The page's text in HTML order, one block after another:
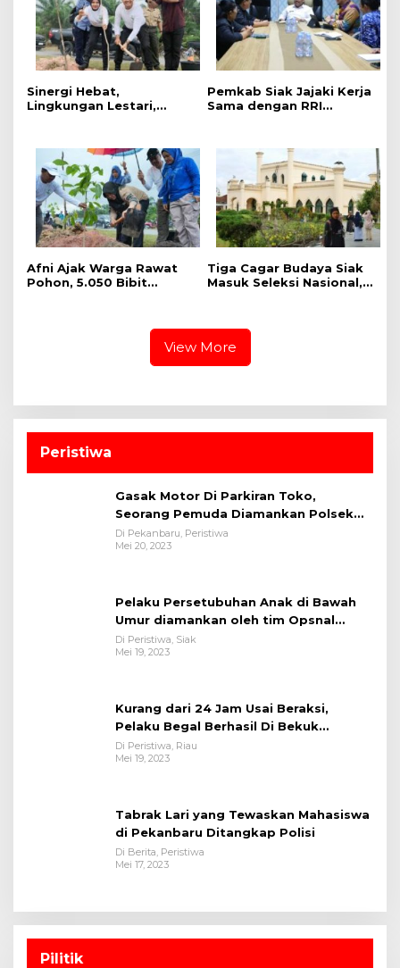
Sinergi Hebat,
Lingkungan Lestari,
Serentak ,Kapolres : Kita
Menanam Masa Depan
dan Harapan
Pemkab Siak Jajaki Kerja
Sama dengan RRI
Nasional
Afni Ajak Warga Rawat
Pohon, 5.050 Bibit
Tiga Cagar Budaya Siak
Masuk Seleksi Nasional,
View More
Peristiwa
Gasak Motor Di Parkiran Toko,
Seorang Pemuda Diamankan Polsek
Bukit Raya
Di Pekanbaru, Peristiwa
Mei 20, 2023
Pelaku Persetubuhan Anak di Bawah
Umur diamankan oleh tim Opsnal
Polsek Tualang-Polres Siak-Polda Riau
Di Peristiwa, Siak
Mei 19, 2023
Kurang dari 24 Jam Usai Beraksi,
Pelaku Begal Berhasil Di Bekuk
Satreskrim Polres Kuansing
Di Peristiwa, Riau
Mei 19, 2023
Tabrak Lari yang Tewaskan Mahasiswa
di Pekanbaru Ditangkap Polisi
Di Berita, Peristiwa
Mei 17, 2023
Pilitik